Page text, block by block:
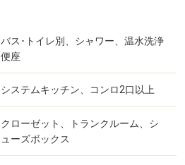
バス･トイレ別、シャワー、温水洗浄
便座
システムキッチン、コンロ2口以上
クローゼット、トランクルーム、シ
ューズボックス